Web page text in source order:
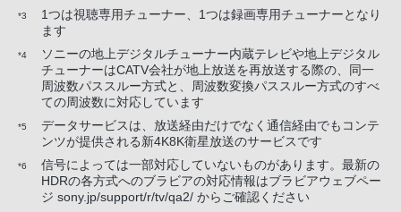
*3
1つは視聴専用チューナー、1つは録画専用チューナーとなり
ます
*4
ソニーの地上デジタルチューナー内蔵テレビや地上デジタル
チューナーはCATV会社が地上放送を再放送する際の、同一
周波数パススルー方式と、周波数変換パススルー方式のすべ
ての周波数に対応しています
*5
データサービスは、放送経由だけでなく通信経由でもコンテ
ンツが提供される新4K8K衛星放送のサービスです
*6
信号によっては一部対応していないものがあります。最新の
HDRの各方式へのブラビアの対応情報はブラビアウェブペー
ジ sony.jp/support/r/tv/qa2/ からご確認ください